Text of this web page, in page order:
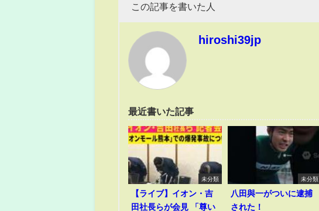
この記事を書いた人
hiroshi39jp
最近書いた記事
未分類
【ライブ】イオン・吉
田社長らが会見 「尊い
未分類
八田與一がついに逮捕
された！